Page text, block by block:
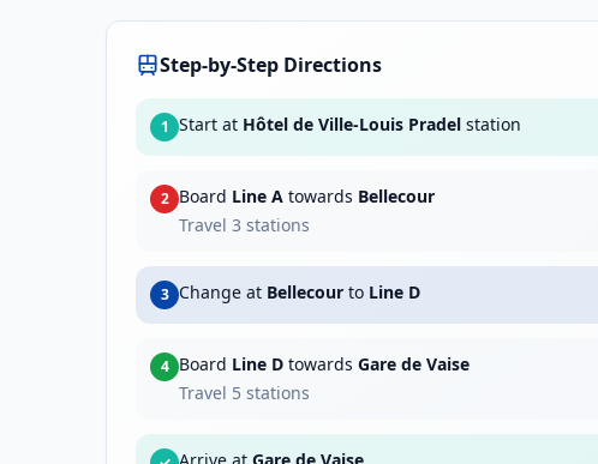
Step-by-Step Directions
1 Start at Hôtel de Ville-Louis Pradel station
2 Board Line A towards Bellecour
Travel 3 stations
3 Change at Bellecour to Line D
4 Board Line D towards Gare de Vaise
Travel 5 stations